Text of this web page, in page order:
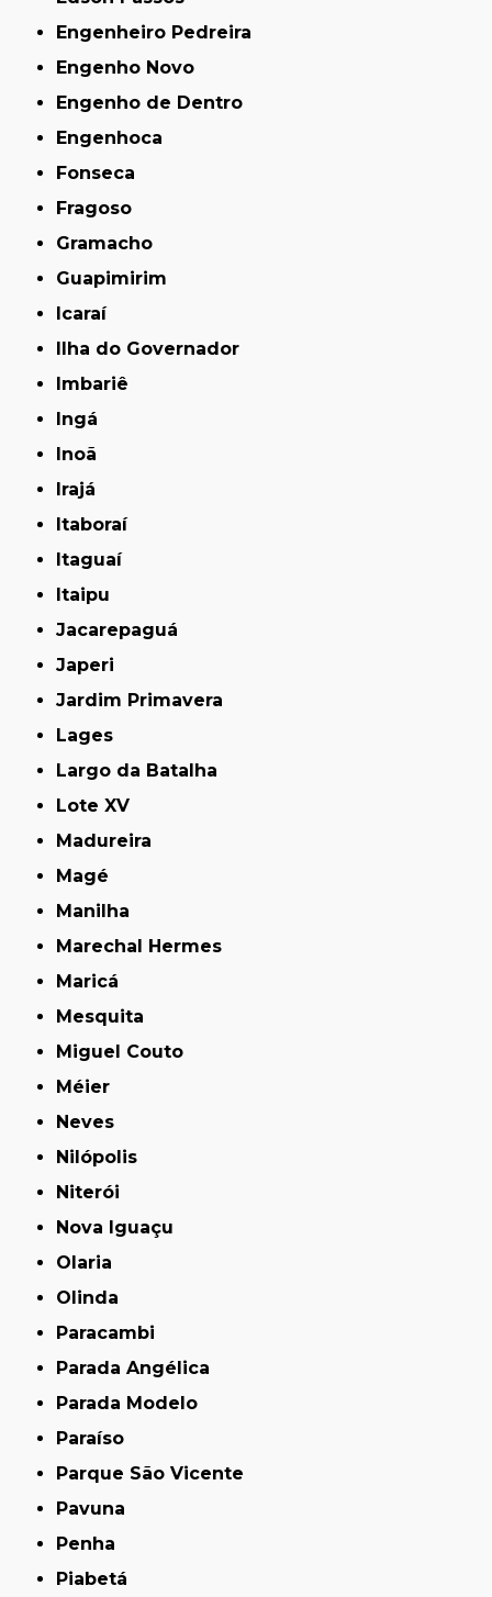
Engenheiro Pedreira
Engenho Novo
Engenho de Dentro
Engenhoca
Fonseca
Fragoso
Gramacho
Guapimirim
Icaraí
Ilha do Governador
Imbariê
Ingá
Inoã
Irajá
Itaboraí
Itaguaí
Itaipu
Jacarepaguá
Japeri
Jardim Primavera
Lages
Largo da Batalha
Lote XV
Madureira
Magé
Manilha
Marechal Hermes
Maricá
Mesquita
Miguel Couto
Méier
Neves
Nilópolis
Niterói
Nova Iguaçu
Olaria
Olinda
Paracambi
Parada Angélica
Parada Modelo
Paraíso
Parque São Vicente
Pavuna
Penha
Piabetá